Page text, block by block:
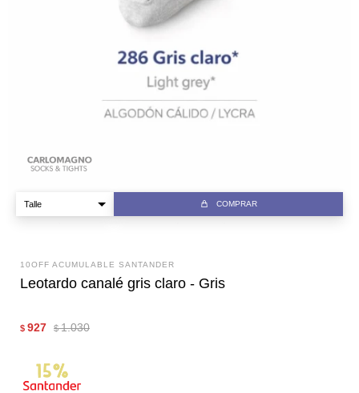
COMPRAR
10OFF ACUMULABLE SANTANDER
Leotardo canalé gris claro - Gris
$ 927 $ 1.030